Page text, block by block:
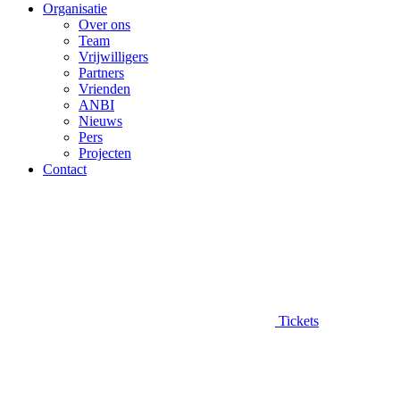
Organisatie
Over ons
Team
Vrijwilligers
Partners
Vrienden
ANBI
Nieuws
Pers
Projecten
Contact
Tickets